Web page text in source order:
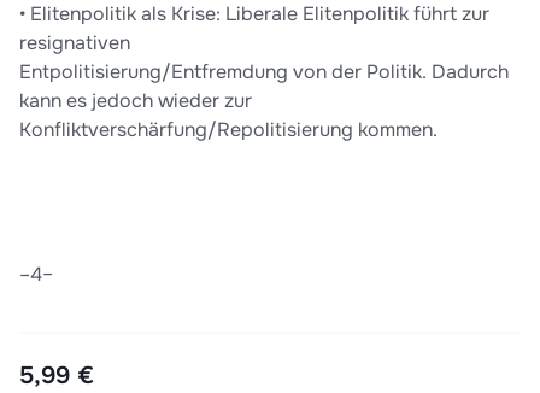
• Elitenpolitik als Krise: Liberale Elitenpolitik führt zur
resignativen
Entpolitisierung/Entfremdung von der Politik. Dadurch
kann es jedoch wieder zur
Konfliktverschärfung/Repolitisierung kommen.
–4–
5,99 €